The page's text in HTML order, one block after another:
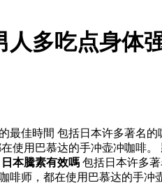
多吃点身体
佳時間 包括日本许多著名的
使用巴慕达的手冲壶冲咖啡
日本騰素有效嗎 包括日本许多
啡师，都在使用巴慕达的手冲